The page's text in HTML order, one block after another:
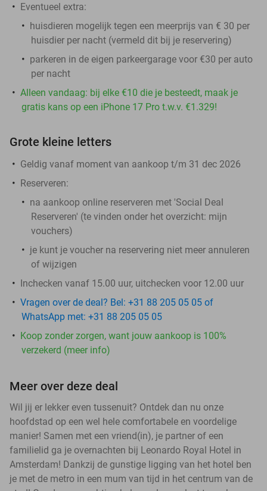
Eventueel extra:
huisdieren mogelijk tegen een meerprijs van € 30 per
huisdier per nacht (vermeld dit bij je reservering)
parkeren in de eigen parkeergarage voor €30 per auto
per nacht
Alleen vandaag: bij elke €10 die je besteedt, maak je
gratis kans op een iPhone 17 Pro t.w.v. €1.329!
Grote kleine letters
Geldig vanaf moment van aankoop t/m 31 dec 2026
Reserveren:
na aankoop online reserveren met 'Social Deal
Reserveren' (te vinden onder het overzicht: mijn
vouchers)
je kunt je voucher na reservering niet meer annuleren
of wijzigen
Inchecken vanaf 15.00 uur, uitchecken voor 12.00 uur
Vragen over de deal? Bel: +31 88 205 05 05 of
WhatsApp met: +31 88 205 05 05
Koop zonder zorgen, want jouw aankoop is 100%
verzekerd (meer info)
Meer over deze deal
Wil jij er lekker even tussenuit? Ontdek dan nu onze
hoofdstad op een wel hele comfortabele en voordelige
manier! Samen met een vriend(in), je partner of een
familielid ga je overnachten bij Leonardo Royal Hotel in
Amsterdam! Dankzij de gunstige ligging van het hotel ben
je met de metro in een mum van tijd in het centrum van de